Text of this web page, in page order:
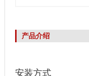
产品介绍
安装方式